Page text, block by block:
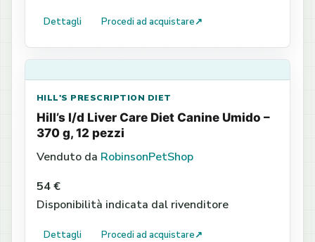
Dettagli Procedi ad acquistare↗
HILL'S PRESCRIPTION DIET
Hill’s l/d Liver Care Diet Canine Umido –
370 g, 12 pezzi
Venduto da RobinsonPetShop
54 €
Disponibilità indicata dal rivenditore
Dettagli Procedi ad acquistare↗